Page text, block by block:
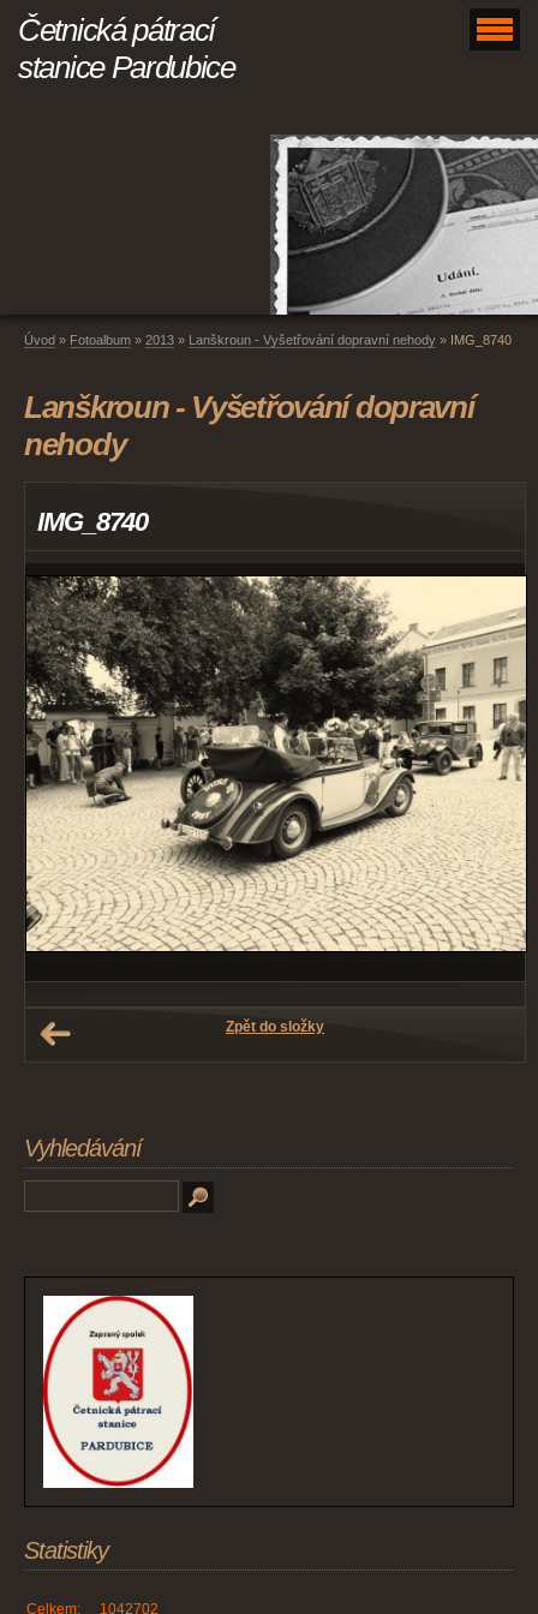
Četnická pátrací
stanice Pardubice
Úvod » Fotoalbum » 2013 » Lanškroun - Vyšetřování dopravní nehody » IMG_8740
Lanškroun - Vyšetřování dopravní
nehody
IMG_8740
Zpět do složky
Vyhledávání
Statistiky
Celkem: 1042702